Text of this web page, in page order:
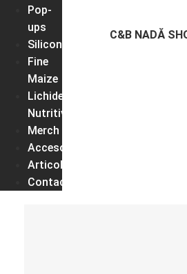
Pop-
ups
Silicon
Fine
Maize
Lichide
Nutritive
Merch
Accesorii
Articole
Contact
C&B NADĂ